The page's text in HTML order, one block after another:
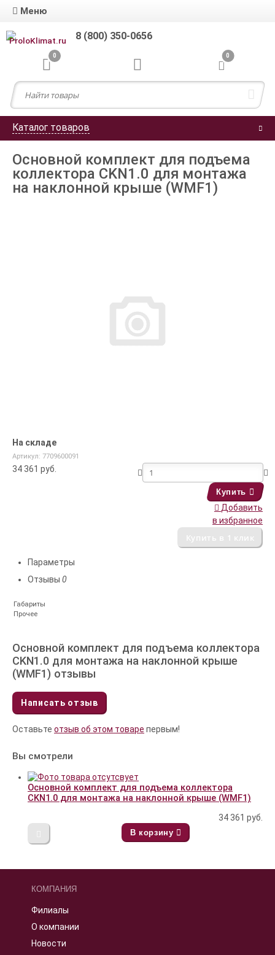
Меню
8 (800) 350-0656
0 0
Каталог товаров
Основной комплект для подъема
коллектора CKN1.0 для монтажа
на наклонной крыше (WMF1)
На складе
Артикул: 7709600091
34 361 руб.
Купить
Добавить
в избранное
Параметры
Отзывы 0
Габариты
Прочее
Основной комплект для подъема коллектора
CKN1.0 для монтажа на наклонной крыше
(WMF1) отзывы
Написать отзыв
Оставьте отзыв об этом товаре первым!
Вы смотрели
Основной комплект для подъема коллектора
CKN1.0 для монтажа на наклонной крыше (WMF1)
34 361 руб.
В корзину
КОМПАНИЯ
Филиалы
О компании
Новости